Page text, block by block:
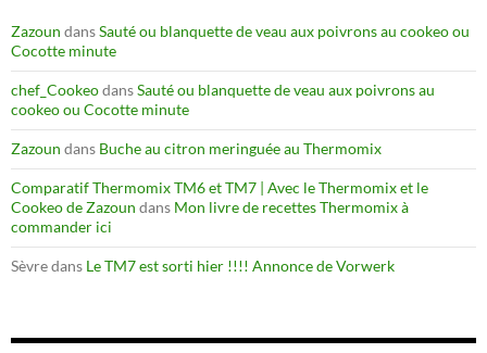
Zazoun dansSauté ou blanquette de veau aux poivrons au cookeo ou
Cocotte minute
chef_CookeodansSauté ou blanquette de veau aux poivrons au
cookeo ou Cocotte minute
Zazoun dans Buche au citron meringuée au Thermomix
Comparatif Thermomix TM6 et TM7 | Avec le Thermomix et le
Cookeo de Zazoun dans Mon livre de recettes Thermomix à
commander ici
Sèvredans Le TM7 est sorti hier !!!! Annonce de Vorwerk